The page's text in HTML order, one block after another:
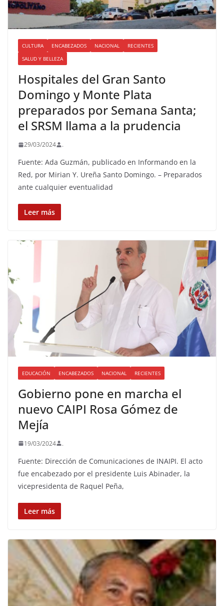
CULTURA ENCABEZADOS NACIONAL
RECIENTES
SALUD Y BELLEZA
Hospitales del Gran Santo
Domingo y Monte Plata
preparados por Semana Santa;
el SRSM llama a la prudencia
29/03/2024 .
Fuente: Ada Guzmán, publicado en Informando en la
Red, por Mirian Y. Ureña Santo Domingo. – Preparados
ante cualquier eventualidad
Leer más
EDUCACIÓN ENCABEZADOS NACIONAL RECIENTES
Gobierno pone en marcha el
nuevo CAIPI Rosa Gómez de
Mejía
19/03/2024 .
Fuente: Dirección de Comunicaciones de INAIPI. El acto
fue encabezado por el presidente Luis Abinader, la
vicepresidenta de Raquel Peña,
Leer más